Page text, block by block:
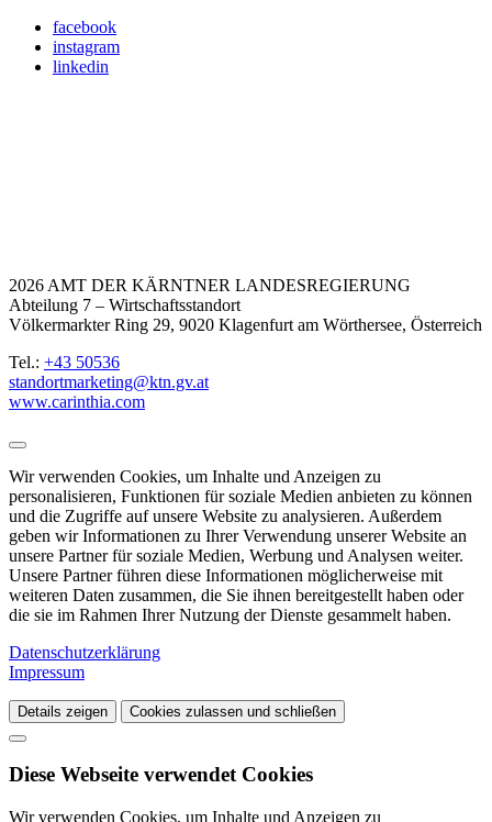
facebook
instagram
linkedin
2026 AMT DER KÄRNTNER LANDESREGIERUNG
Abteilung 7 – Wirtschaftsstandort
Völkermarkter Ring 29, 9020 Klagenfurt am Wörthersee, Österreich
Tel.: +43 50536
standortmarketing@ktn.gv.at
www.carinthia.com
Wir verwenden Cookies, um Inhalte und Anzeigen zu
personalisieren, Funktionen für soziale Medien anbieten zu können
und die Zugriffe auf unsere Website zu analysieren. Außerdem
geben wir Informationen zu Ihrer Verwendung unserer Website an
unsere Partner für soziale Medien, Werbung und Analysen weiter.
Unsere Partner führen diese Informationen möglicherweise mit
weiteren Daten zusammen, die Sie ihnen bereitgestellt haben oder
die sie im Rahmen Ihrer Nutzung der Dienste gesammelt haben.
Datenschutzerklärung
Impressum
Details zeigen Cookies zulassen und schließen
Diese Webseite verwendet Cookies
Wir verwenden Cookies, um Inhalte und Anzeigen zu